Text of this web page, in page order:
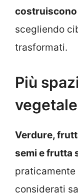
costruiscono
scegliendo
trasformati.
Più
vegetale
Verdure,
semi e frutta
considerati